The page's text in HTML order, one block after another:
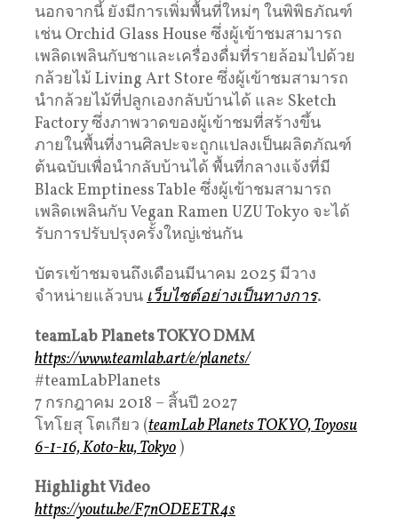
นอกจากนี้ ยังมีการเพิ่มพื้นที่ใหม่ๆ ในพิพิธภัณฑ์
เช่น Orchid Glass House ซึ่งผู้เข้าชมสามารถ
เพลิดเพลินกับชาและเครื่องดื่มที่รายล้อมไปด้วย
กล้วยไม้ Living Art Store ซึ่งผู้เข้าชมสามารถ
นำกล้วยไม้ที่ปลูกเองกลับบ้านได้ และ Sketch
Factory ซึ่งภาพวาดของผู้เข้าชมที่สร้างขึ้น
ภายในพื้นที่งานศิลปะจะถูกแปลงเป็นผลิตภัณฑ์
ต้นฉบับเพื่อนำกลับบ้านได้ พื้นที่กลางแจ้งที่มี
Black Emptiness Table ซึ่งผู้เข้าชมสามารถ
เพลิดเพลินกับ Vegan Ramen UZU Tokyo จะได้
รับการปรับปรุงครั้งใหญ่เช่นกัน
บัตรเข้าชมจนถึงเดือนมีนาคม 2025 มีวาง
จำหน่ายแล้วบนเว็บไซต์อย่างเป็นทางการ.
teamLab Planets TOKYO DMM
https://www.teamlab.art/e/planets/
#teamLabPlanets
7 กรกฎาคม 2018 – สิ้นปี 2027
โทโยสุ โตเกียว (teamLab Planets TOKYO, Toyosu
6-1-16, Koto-ku, Tokyo )
Highlight Video
https://youtu.be/F7nODEETR4s